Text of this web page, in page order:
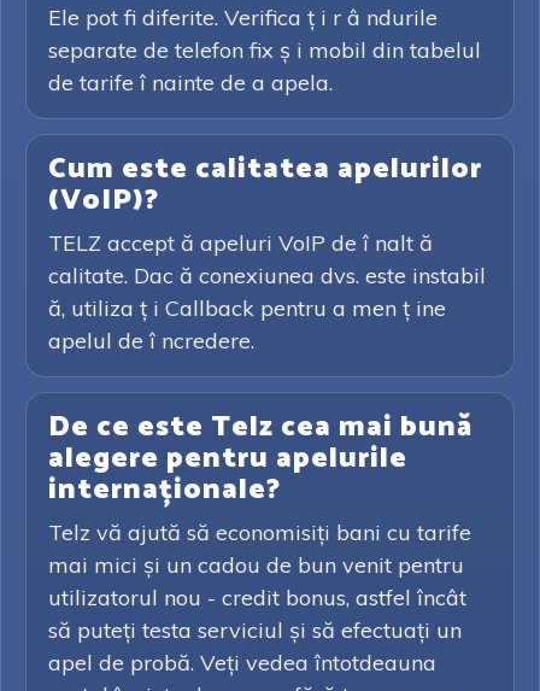
Ele pot fi diferite. Verifica ț i r â ndurile
separate de telefon fix ș i mobil din tabelul
de tarife î nainte de a apela.
Cum este calitatea apelurilor
(VoIP)?
TELZ accept ă apeluri VoIP de î nalt ă
calitate. Dac ă conexiunea dvs. este instabil
ă, utiliza ț i Callback pentru a men ț ine
apelul de î ncredere.
De ce este Telz cea mai bună
alegere pentru apelurile
internaționale?
Telz vă ajută să economisiți bani cu tarife
mai mici și un cadou de bun venit pentru
utilizatorul nou - credit bonus, astfel încât
să puteți testa serviciul și să efectuați un
apel de probă. Veți vedea întotdeauna